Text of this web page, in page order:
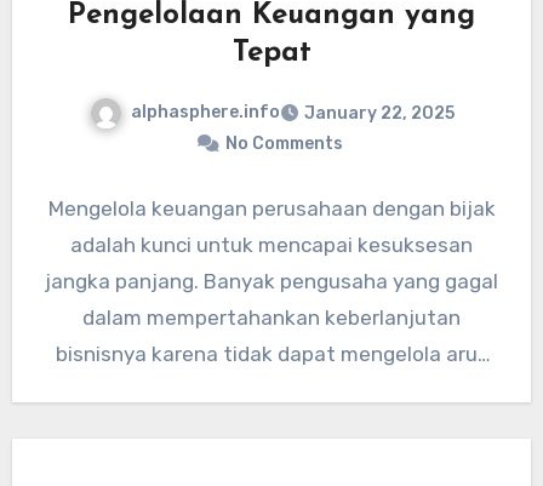
Pengelolaan Keuangan yang
Tepat
alphasphere.info
January 22, 2025
No Comments
Mengelola keuangan perusahaan dengan bijak
adalah kunci untuk mencapai kesuksesan
jangka panjang. Banyak pengusaha yang gagal
dalam mempertahankan keberlanjutan
bisnisnya karena tidak dapat mengelola arus